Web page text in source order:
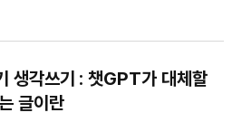
생각쓰기 : 챗GPT가 대체할
글이란